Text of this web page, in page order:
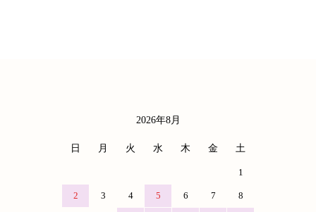
2026年8月
日 月 火 水 木 金 土
1
2 3 4 5 6 7 8